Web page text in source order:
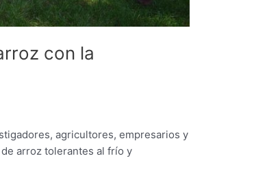
con la
agricultores, empresarios y
arroz tolerantes al frío y